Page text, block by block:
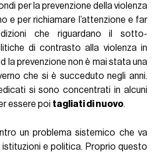
per la prevenzione della violenza
e per richiamare l’attenzione e far
che riguardano il sotto-
di contrasto alla violenza in
la prevenzione non è mai stata una
che si è succeduto negli anni.
si sono concentrati in alcuni
essere poi tagliati di nuovo.
un problema sistemico che va
istituzioni e politica. Proprio questo